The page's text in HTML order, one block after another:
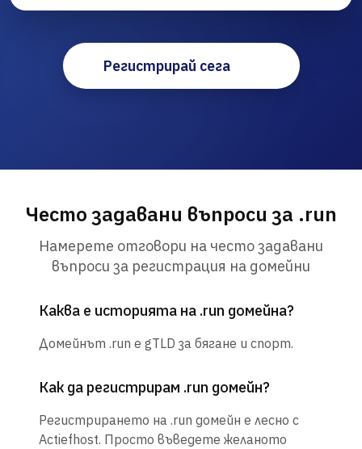
Регистрирай сега
Често задавани въпроси за .run
Намерете отговори на често задавани
въпроси за регистрация на домейни
Каква е историята на .run домейна?
Домейнът .run е gTLD за бягане и спорт.
Как да регистрирам .run домейн?
Регистрирането на .run домейн е лесно с
Actiefhost. Просто въведете желаното